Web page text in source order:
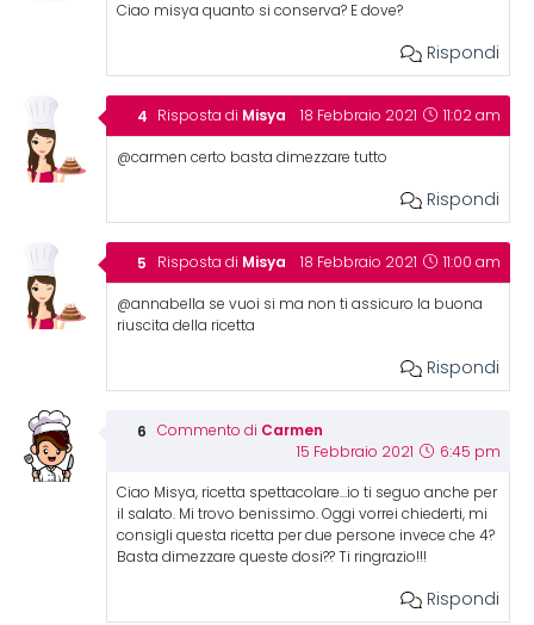
Ciao misya quanto si conserva? E dove?
Rispondi
Risposta di Misya 18 Febbraio 2021 11:02 am
@carmen certo basta dimezzare tutto
Rispondi
Risposta di Misya 18 Febbraio 2021 11:00 am
@annabella se vuoi si ma non ti assicuro la buona
riuscita della ricetta
Rispondi
Commento di Carmen
15 Febbraio 2021 6:45 pm
Ciao Misya, ricetta spettacolare…io ti seguo anche per
il salato. Mi trovo benissimo. Oggi vorrei chiederti, mi
consigli questa ricetta per due persone invece che 4?
Basta dimezzare queste dosi?? Ti ringrazio!!!
Rispondi